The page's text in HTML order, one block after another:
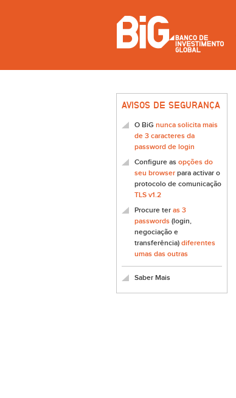
AVISOS DE SEGURANÇA
O BiG nunca solicita mais
de 3 caracteres da
password de login
Configure as opções do
seu browser para activar o
protocolo de comunicação
TLS v1.2
Procure ter as 3
passwords (login,
negociação e
transferência) diferentes
umas das outras
Saber Mais